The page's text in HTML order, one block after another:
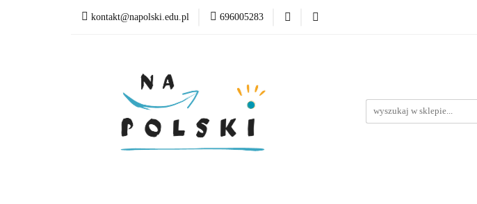
kontakt@napolski.edu.pl 696005283
Matura Egzamin ósmoklasisty